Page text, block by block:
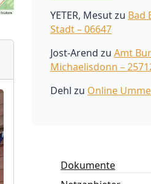
YETER, Mesutzu Bad
Stadt – 06647
Jost-Arend zu Amt
Michaelisdonn –
Dehl zu Online
Dokumente